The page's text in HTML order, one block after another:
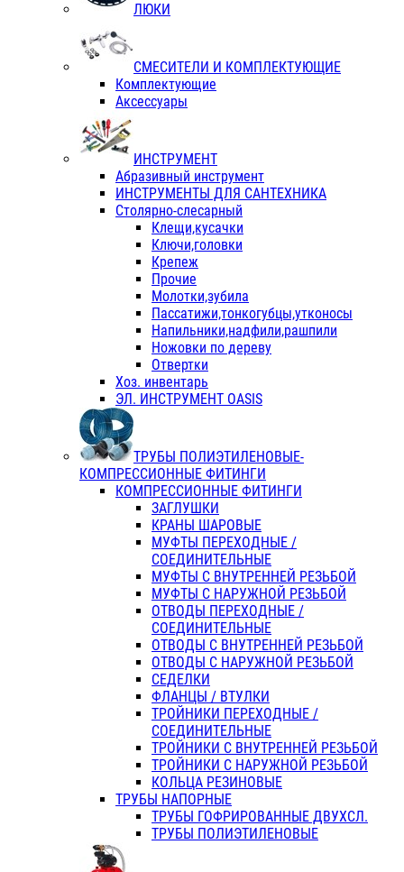
ЛЮКИ
СМЕСИТЕЛИ И КОМПЛЕКТУЮЩИЕ
Комплектующие
Аксессуары
ИНСТРУМЕНТ
Абразивный инструмент
ИНСТРУМЕНТЫ ДЛЯ САНТЕХНИКА
Столярно-слесарный
Клещи,кусачки
Ключи,головки
Крепеж
Прочие
Молотки,зубила
Пассатижи,тонкогубцы,утконосы
Напильники,надфили,рашпили
Ножовки по дереву
Отвертки
Хоз. инвентарь
ЭЛ. ИНСТРУМЕНТ OASIS
ТРУБЫ ПОЛИЭТИЛЕНОВЫЕ-
КОМПРЕССИОННЫЕ ФИТИНГИ
КОМПРЕССИОННЫЕ ФИТИНГИ
ЗАГЛУШКИ
КРАНЫ ШАРОВЫЕ
МУФТЫ ПЕРЕХОДНЫЕ /
СОЕДИНИТЕЛЬНЫЕ
МУФТЫ С ВНУТРЕННЕЙ РЕЗЬБОЙ
МУФТЫ С НАРУЖНОЙ РЕЗЬБОЙ
ОТВОДЫ ПЕРЕХОДНЫЕ /
СОЕДИНИТЕЛЬНЫЕ
ОТВОДЫ С ВНУТРЕННЕЙ РЕЗЬБОЙ
ОТВОДЫ С НАРУЖНОЙ РЕЗЬБОЙ
СЕДЕЛКИ
ФЛАНЦЫ / ВТУЛКИ
ТРОЙНИКИ ПЕРЕХОДНЫЕ /
СОЕДИНИТЕЛЬНЫЕ
ТРОЙНИКИ С ВНУТРЕННЕЙ РЕЗЬБОЙ
ТРОЙНИКИ С НАРУЖНОЙ РЕЗЬБОЙ
КОЛЬЦА РЕЗИНОВЫЕ
ТРУБЫ НАПОРНЫЕ
ТРУБЫ ГОФРИРОВАННЫЕ ДВУХСЛ.
ТРУБЫ ПОЛИЭТИЛЕНОВЫЕ